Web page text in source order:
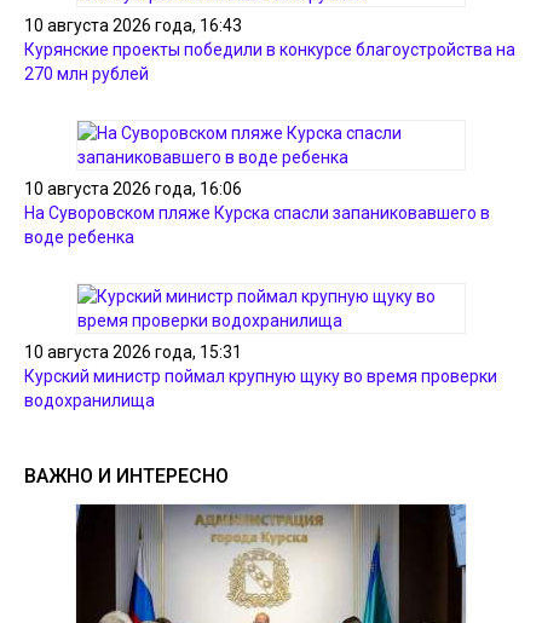
10 августа 2026 года, 16:43
Курянские проекты победили в конкурсе благоустройства на
270 млн рублей
10 августа 2026 года, 16:06
На Суворовском пляже Курска спасли запаниковавшего в
воде ребенка
10 августа 2026 года, 15:31
Курский министр поймал крупную щуку во время проверки
водохранилища
ВАЖНО И ИНТЕРЕСНО